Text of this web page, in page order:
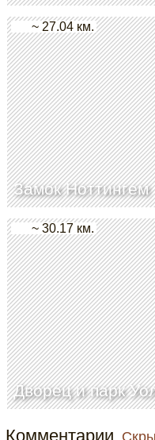
Замок Ноттингем
~ 27.04 км.
Дворец и парк
~ 30.17 км.
Комментарии